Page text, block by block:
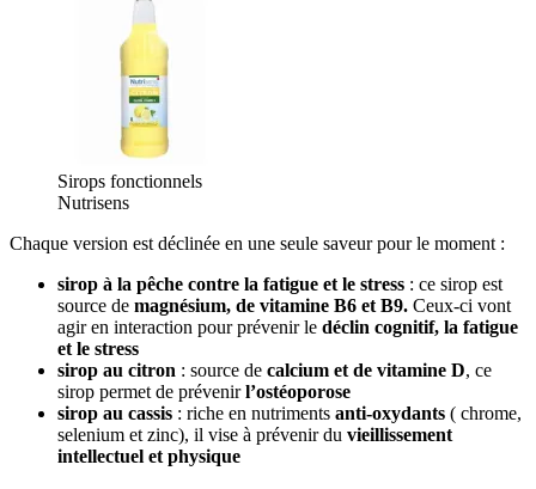
Sirops fonctionnels
Nutrisens
Chaque version est déclinée en une seule saveur pour le moment :
sirop à la pêche contre la fatigue et le stress : ce sirop est
source de magnésium, de vitamine B6 et B9. Ceux-ci vont
agir en interaction pour prévenir le déclin cognitif, la fatigue
et le stress
sirop au citron : source de calcium et de vitamine D, ce
sirop permet de prévenirl’ostéoporose
sirop au cassis : riche en nutriments anti-oxydants ( chrome,
selenium et zinc), il vise à prévenir du vieillissement
intellectuel et physique